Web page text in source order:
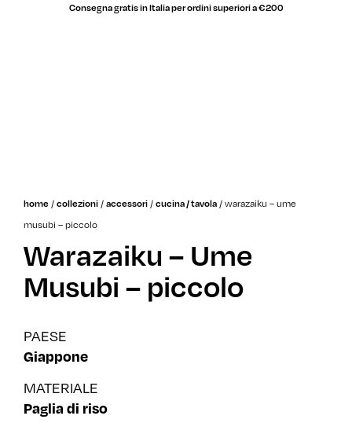
Consegna gratis in Italia per ordini superiori a €200
home / collezioni / accessori / cucina / tavola /warazaiku – ume
musubi – piccolo
Warazaiku – Ume
Musubi – piccolo
PAESE
Giappone
MATERIALE
Paglia di riso